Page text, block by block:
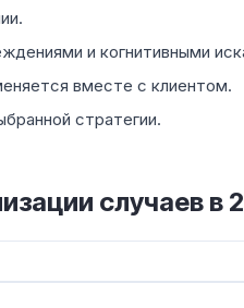
и когнитивными
вместе с клиентом.
стратегии.
случаев в